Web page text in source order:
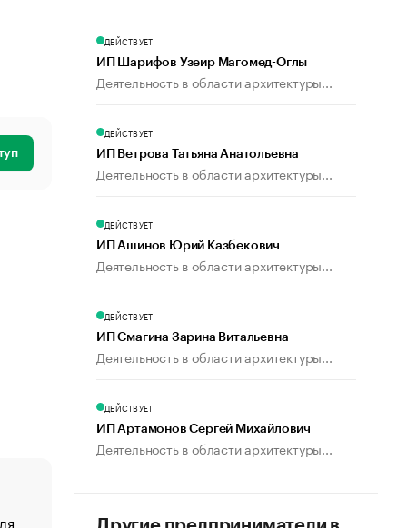
«От спорта тело стареет иначе». Как живет глава
ДЕЙСТВУЕТ
ИП Шарифов Узеир Магомед-Оглы
Деятельность в области архитектуры...
ДЕЙСТВУЕТ
ИП Ветрова Татьяна Анатольевна
Деятельность в области архитектуры...
ДЕЙСТВУЕТ
ИП Ашинов Юрий Казбекович
Деятельность в области архитектуры...
ДЕЙСТВУЕТ
ИП Смагина Зарина Витальевна
Деятельность в области архитектуры...
ДЕЙСТВУЕТ
ИП Артамонов Сергей Михайлович
Деятельность в области архитектуры...